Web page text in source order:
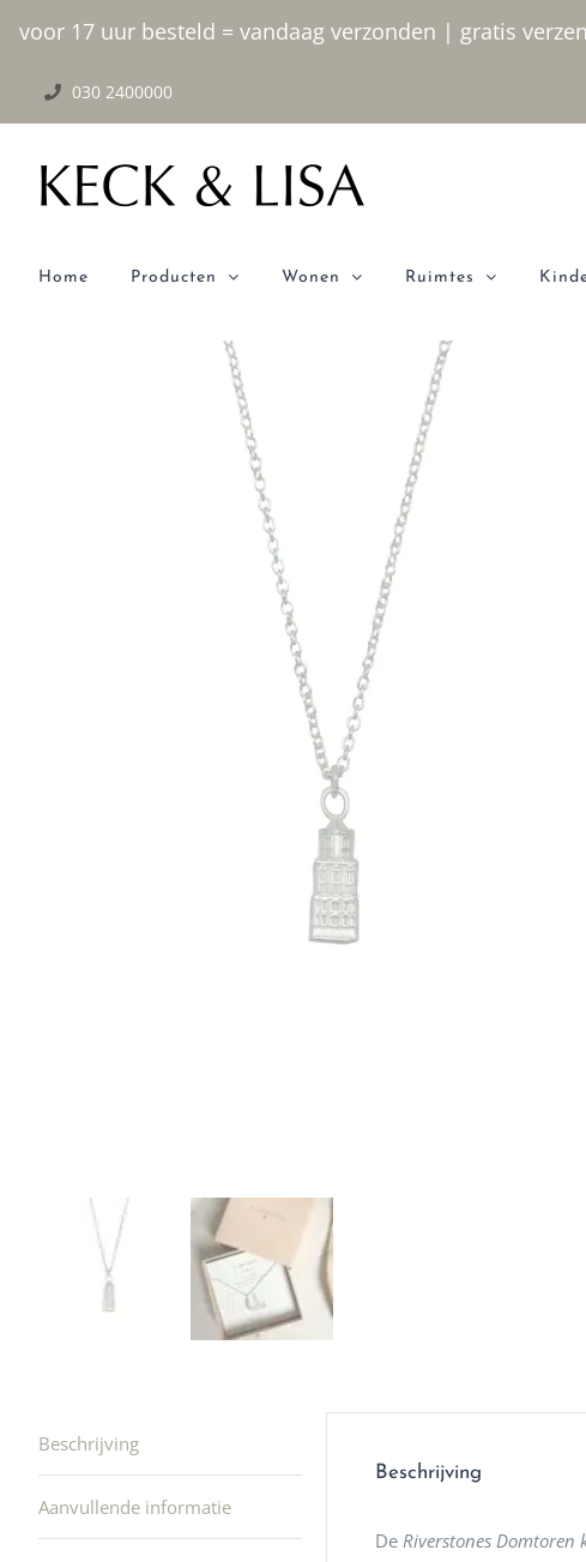
voor 17 uur besteld = vandaag verzonden | gratis
inhoud
030 2400000
Home Producten Wonen Ruimtes
ook heel
Beschrijving
Aanvullende informatie
Beschrijving
De Riverstones Domtoren